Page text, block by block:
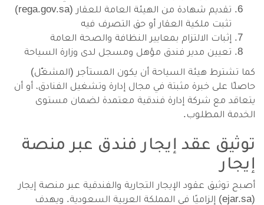
تقديم شهادة من الهيئة العامة للعقار (rega.gov.sa)
تثبت ملكية العقار أو حق التصرف فيه
إثبات الالتزام بمعايير النظافة والصحة العامة
تعيين مدير فندق مؤهل ومسجل لدى وزارة السياحة
كما تشترط هيئة السياحة أن يكون المستأجر (المشغّل)
حاصلًا على خبرة مثبتة في مجال إدارة وتشغيل الفنادق، أو أن
يتعاقد مع شركة إدارة فندقية معتمدة لضمان مستوى
الخدمة المطلوب.
توثيق عقد إيجار فندق عبر منصة
إيجار
أصبح توثيق عقود الإيجار التجارية والفندقية عبر منصة إيجار
(ejar.sa) إلزاميًا في المملكة العربية السعودية. ويهدف